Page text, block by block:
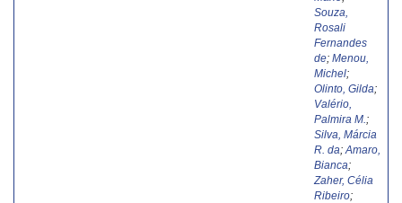
Souza,
Rosali
Fernandes
de; Menou,
Michel;
Olinto, Gilda;
Valério,
Palmira M. ;
Silva, Márcia
R. da; Amaro,
Bianca;
Zaher, Célia
Ribeiro;